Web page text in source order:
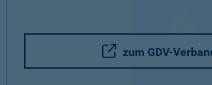
zum GDV-